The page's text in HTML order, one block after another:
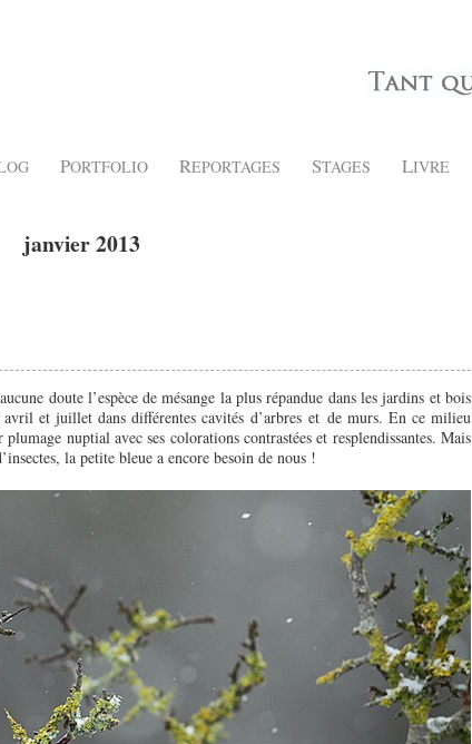
PORTFOLIO REPORTAGES STAGES LIVRE
janvier 2013
doute l’espèce de mésange la plus répandue dans les jardins et bois
et juillet dans différentes cavités d’arbres et de murs. En ce milieu
nuptial avec ses colorations contrastées et resplendissantes. Mais
la petite bleue a encore besoin de nous !